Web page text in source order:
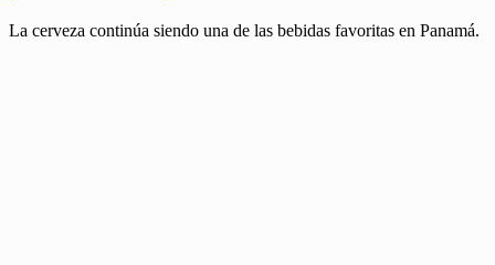
La cerveza continúa siendo una de las bebidas favoritas en Panamá.